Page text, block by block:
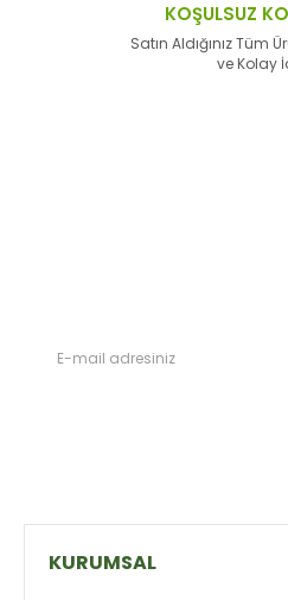
KOŞULSUZ
Satın Aldığınız Tüm
ve Kolay
KURUMSAL